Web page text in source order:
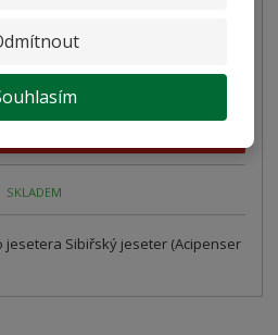
Kč bez DPH
Koupit
SKLADEM
Sibiřský jeseter (Acipenser